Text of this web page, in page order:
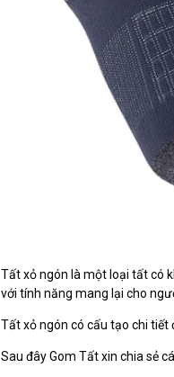
Tất xỏ ngón là một loại tất có
với tính năng mang lại cho
Tất xỏ ngón có cấu tạo chi tiết
Sau đây Gom Tất xin chia sẻ